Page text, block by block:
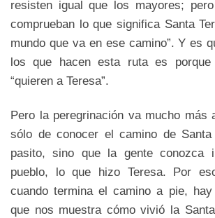
resisten igual que los mayores;
comprueban lo que significa Santa
mundo que va en ese camino”. Y es
los que hacen esta ruta es porque
“quieren a Teresa”.
Pero la peregrinación va mucho más
sólo de conocer el camino de
pasito, sino que la gente conozca
pueblo, lo que hizo Teresa. Por
cuando termina el camino a pie,
que nos muestra cómo vivió la